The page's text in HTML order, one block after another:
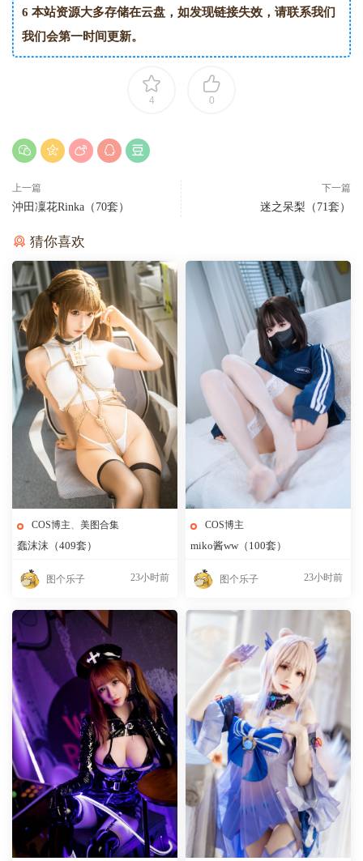
6 本站资源大多存储在云盘，如发现链接失效，请联系我们
我们会第一时间更新。
4 0
上一篇
沖田凜花Rinka（70套）
下一篇
迷之呆梨（71套）
猜你喜欢
COS博主、 美图合集
蠢沫沫（409套）
图个乐子 23小时前
COS博主
miko酱ww（100套）
图个乐子 23小时前